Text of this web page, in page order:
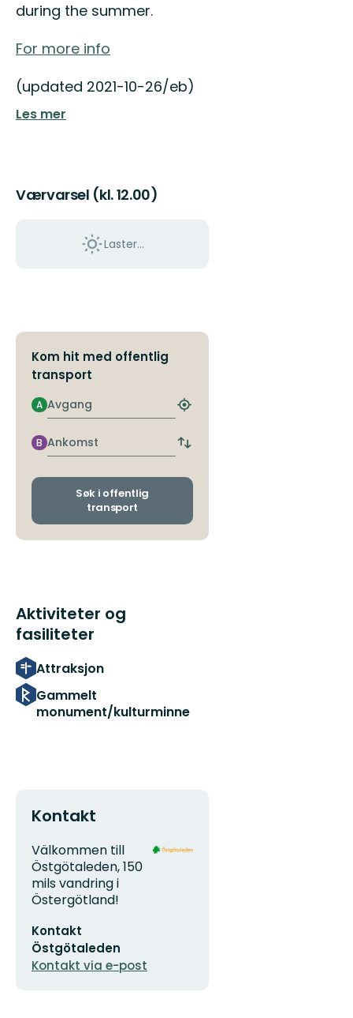
during the summer.
For more info
(updated 2021-10-26/eb)
Les mer
Værvarsel (kl. 12.00)
Laster…
Kom hit med offentlig
transport
Avgang
A
Finn
holdeplass
Ankomst
B
Bytt
og
Søk i offentlig
transport
Aktiviteter og
fasiliteter
Attraksjon
Gammelt
monument/kulturminne
Kontakt
Adresse
Välkommen till
Östgötaleden, 150
mils vandring i
Östergötland!
postadresse
Kontakt
Östgötaleden
Kontakt via e-post
Organisasjonens